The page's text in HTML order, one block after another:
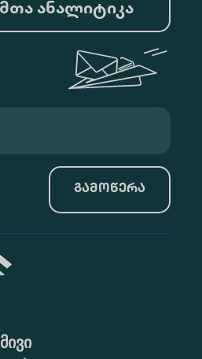
ანალიტიკა
გამოწერა